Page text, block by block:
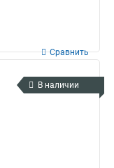
Сравнить
В наличии